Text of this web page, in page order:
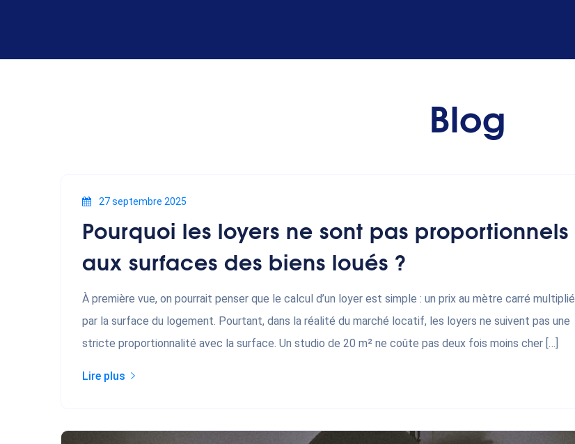
Blog
27 septembre 2025
Pourquoi les loyers ne sont pas proportionnels
aux surfaces des biens loués ?
À première vue, on pourrait penser que le calcul d’un loyer est simple : un prix au mètre carré multiplié
par la surface du logement. Pourtant, dans la réalité du marché locatif, les loyers ne suivent pas une
stricte proportionnalité avec la surface. Un studio de 20 m² ne coûte pas deux fois moins cher […]
Lire plus